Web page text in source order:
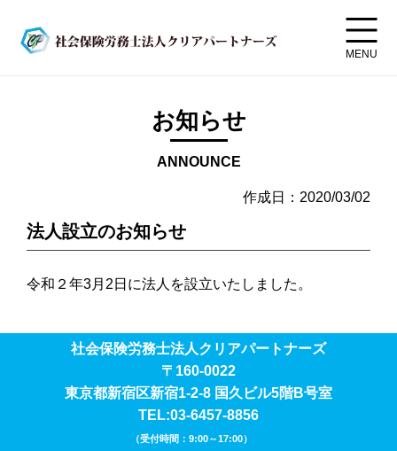
MENU
お知らせ
ANNOUNCE
作成日：2020/03/02
法人設立のお知らせ
令和２年3月2日に法人を設立いたしました。
社会保険労務士法人クリアパートナーズ
〒160-0022
東京都新宿区新宿1-2-8 国久ビル5階B号室
TEL:03-6457-8856
（受付時間：9:00～17:00）